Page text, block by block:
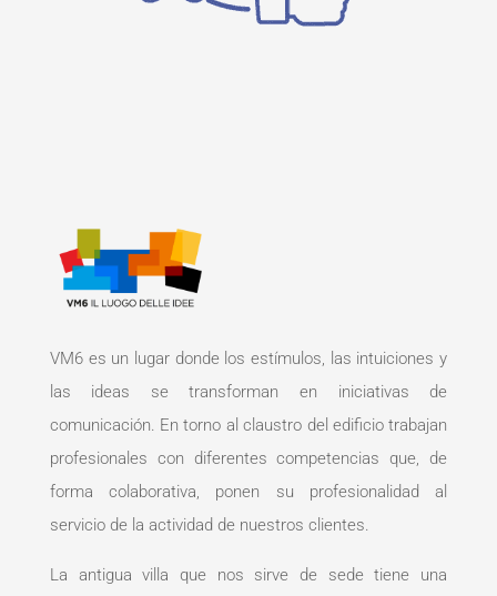
VM6 es un lugar donde los estímulos, las intuiciones y
las ideas se transforman en iniciativas de
comunicación. En torno al claustro del edificio trabajan
profesionales con diferentes competencias que, de
forma colaborativa, ponen su profesionalidad al
servicio de la actividad de nuestros clientes.
La antigua villa que nos sirve de sede tiene una